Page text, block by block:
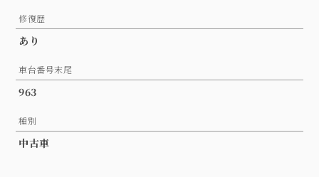
修復歴
あり
車台番号末尾
963
種別
中古車